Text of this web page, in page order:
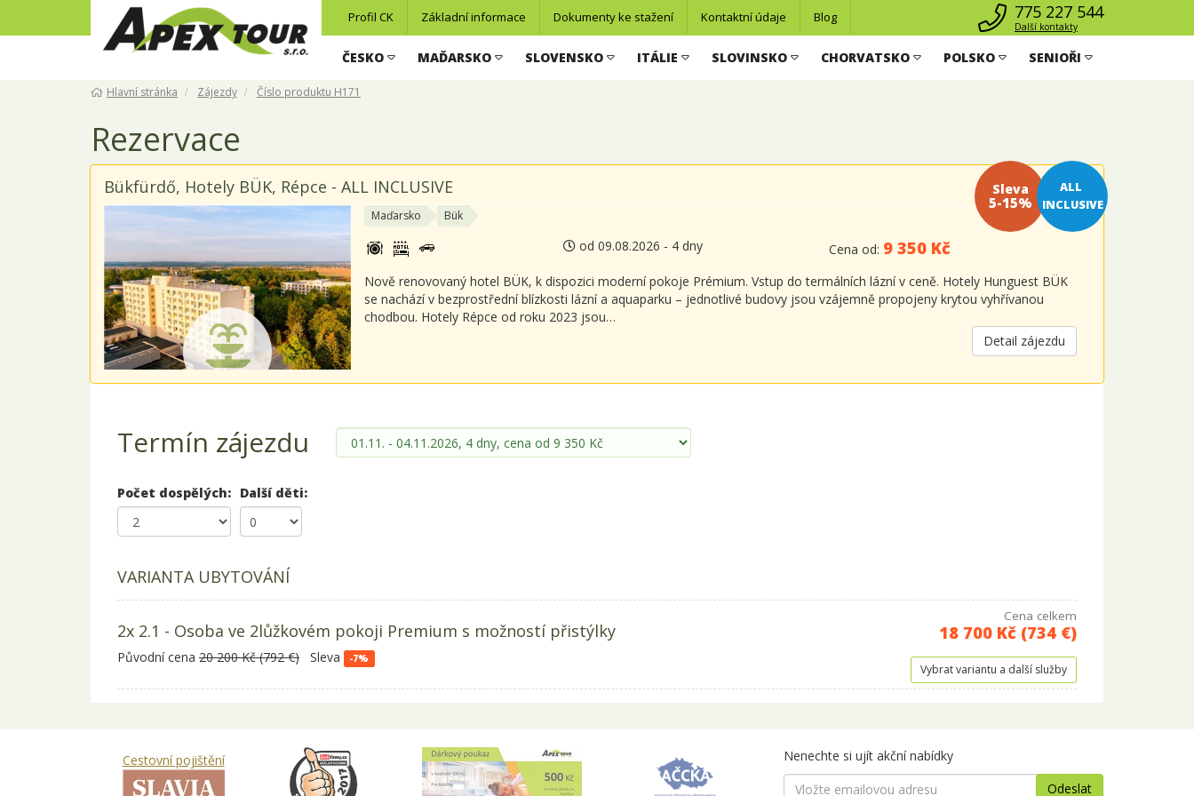
Profil CK Základní informace Dokumenty ke stažení Kontaktní údaje Blog 775 227 544
Další kontakty
ČESKO MAĎARSKO SLOVENSKO ITÁLIE SLOVINSKO CHORVATSKO POLSKO SENIOŘI
Hlavní stránka Zájezdy Číslo produktu H171
Rezervace
Sleva 5-
15%
ALL
INCLUSIVE
Bükfürdő, Hotely BÜK, Répce - ALL INCLUSIVE
Maďarsko Bük
od 09.08.2026 - 4 dny Cena od: 9 350 Kč
Nově renovovaný hotel BÜK, k dispozici moderní pokoje Prémium. Vstup do termálních lázní v ceně. Hotely Hunguest BÜK
se nachází v bezprostřední blízkosti lázní a aquaparku – jednotlivé budovy jsou vzájemně propojeny krytou vyhřívanou
chodbou. Hotely Répce od roku 2023 jsou…
Detail zájezdu
Termín zájezdu
Počet dospělých: Další děti:
VARIANTA UBYTOVÁNÍ
2x 2.1 - Osoba ve 2lůžkovém pokoji Premium s možností přistýlky
Původní cena 20 200 Kč (792 €) Sleva -7%
Cena celkem
18 700 Kč (734 €)
Vybrat variantu a další služby
Cestovní pojištění Nenechte si ujít akční nabídky